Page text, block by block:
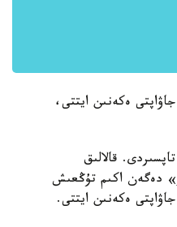
ەكەنىن ايتتى،
قالالىق
دەگەن اكىم تۇڭعىش
ەكەنىن ايتتى.